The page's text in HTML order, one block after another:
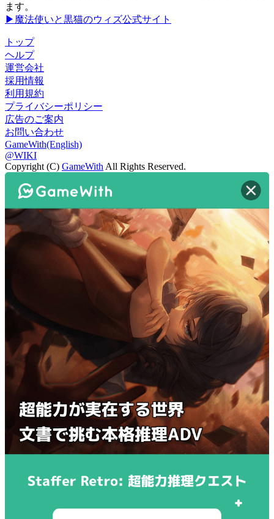
ます。
▶魔法使いと黒猫のウィズ公式サイト
トップ
ヘルプ
運営会社
採用情報
利用規約
プライバシーポリシー
広告のご案内
お問い合わせ
GameWith(English)
@WIKI
Copyright (C) GameWith All Rights Reserved.